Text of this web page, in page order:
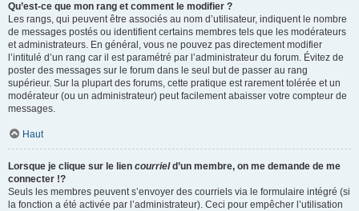
Qu’est-ce que mon rang et comment le modifier ?
Les rangs, qui peuvent être associés au nom d’utilisateur, indiquent le nombre
de messages postés ou identifient certains membres tels que les modérateurs
et administrateurs. En général, vous ne pouvez pas directement modifier
l’intitulé d’un rang car il est paramétré par l’administrateur du forum. Évitez de
poster des messages sur le forum dans le seul but de passer au rang
supérieur. Sur la plupart des forums, cette pratique est rarement tolérée et un
modérateur (ou un administrateur) peut facilement abaisser votre compteur de
messages.
Haut
Lorsque je clique sur le lien courrield’un membre, on me demande de me
connecter !?
Seuls les membres peuvent s’envoyer des courriels via le formulaire intégré (si
la fonction a été activée par l’administrateur). Ceci pour empêcher l’utilisation